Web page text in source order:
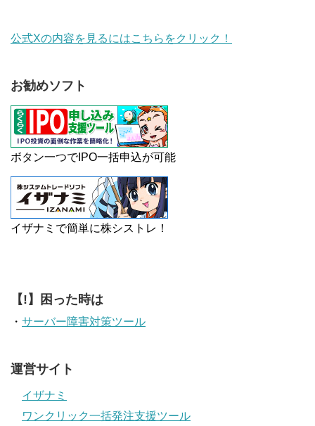
公式Xの内容を見るにはこちらをクリック！
お勧めソフト
ボタン一つでIPO一括申込が可能
イザナミで簡単に株シストレ！
【!】困った時は
・ サーバー障害対策ツール
運営サイト
イザナミ
ワンクリック一括発注支援ツール